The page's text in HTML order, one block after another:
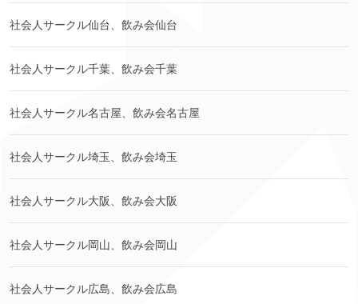
社会人サークル仙台、飲み会仙台
社会人サークル千葉、飲み会千葉
社会人サークル名古屋、飲み会名古屋
社会人サークル埼玉、飲み会埼玉
社会人サークル大阪、飲み会大阪
社会人サークル岡山、飲み会岡山
社会人サークル広島、飲み会広島